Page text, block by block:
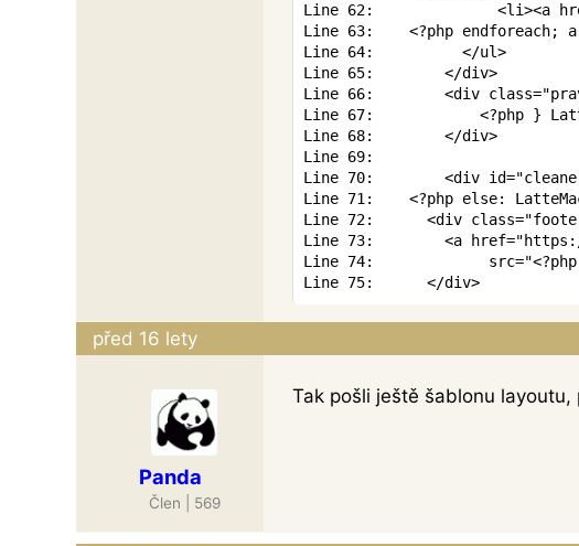
Line 62: <li><a
Line 63: <?php
Line 64: </ul>
Line 65: </div>
Line 66: <div class="
Line 67: <?php }
Line 68: </div>
Line 69:
Line 70: <div id="
Line 71: <?php else:
Line 72: <div class="
Line 73: <a href="
Line 74: src="
Line 75: </div>
před 16 lety
Panda
Člen | 569
Tak pošli ještě šablonu